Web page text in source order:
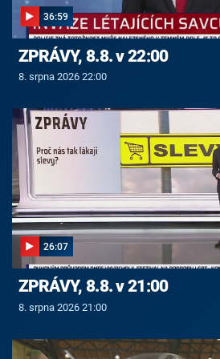
36:59
ZPRÁVY, 8.8. v 22:00
8. srpna 2026 22:00
26:07
ZPRÁVY, 8.8. v 21:00
8. srpna 2026 21:00